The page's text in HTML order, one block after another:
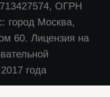
ОГРН
город Москва,
60. Лицензия на
года